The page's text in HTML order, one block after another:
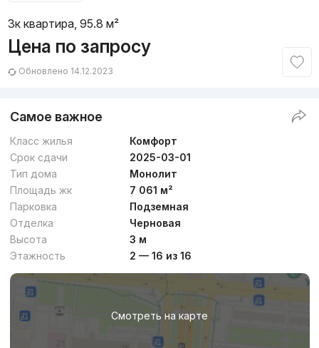
3к квартира, 95.8 м²
Цена по запросу
Обновлено 14.12.2023
Самое важное
Класс жилья
Комфорт
Срок сдачи
2025-03-01
Тип дома
Монолит
Площадь жк
7 061 м²
Парковка
Подземная
Отделка
Черновая
Высота
3 м
Этажность
2 — 16 из 16
Смотреть на карте